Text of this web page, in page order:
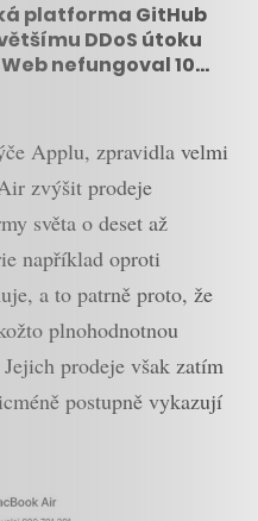
platforma GitHub
DDoS útoku
nefungoval 10
Applu, zpravidla velmi
zvýšit prodeje
světa o deset až
například oproti
a to patrně proto, že
plnohodnotnou
prodeje však zatím
postupně vykazují